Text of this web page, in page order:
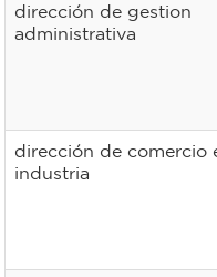
dirección de gestion
administrativa
dirección de comercio
industria